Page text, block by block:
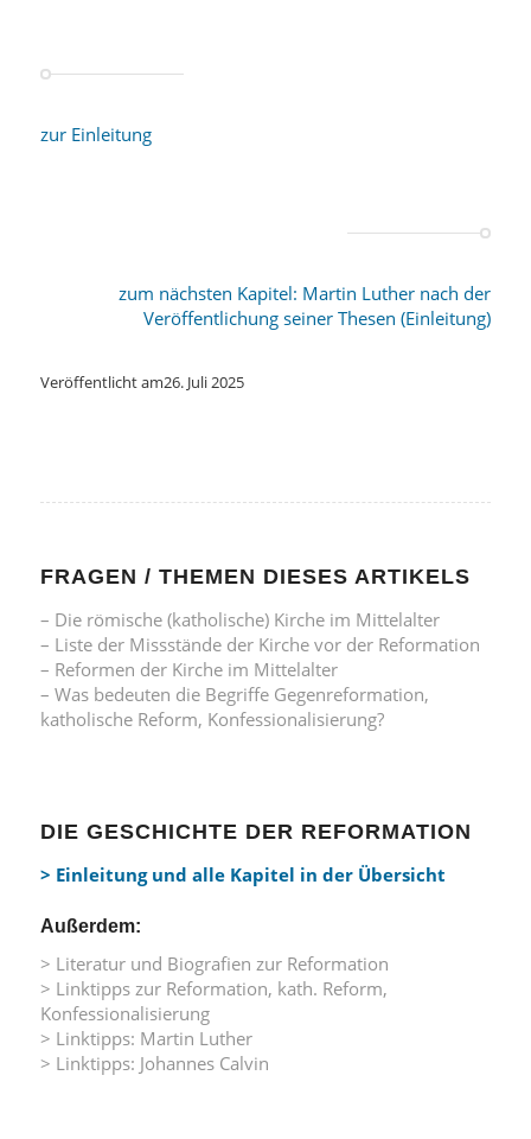
zur Einleitung
zum nächsten Kapitel: Martin Luther nach der
Veröffentlichung seiner Thesen (Einleitung)
Veröffentlicht am26. Juli 2025
FRAGEN / THEMEN DIESES ARTIKELS
– Die römische (katholische) Kirche im Mittelalter
– Liste der Missstände der Kirche vor der Reformation
– Reformen der Kirche im Mittelalter
– Was bedeuten die Begriffe Gegenreformation,
katholische Reform, Konfessionalisierung?
DIE GESCHICHTE DER REFORMATION
> Einleitung und alle Kapitel in der Übersicht
Außerdem:
> Literatur und Biografien zur Reformation
> Linktipps zur Reformation, kath. Reform,
Konfessionalisierung
> Linktipps: Martin Luther
> Linktipps: Johannes Calvin